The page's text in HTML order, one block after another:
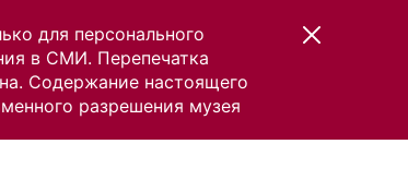
для персонального
в СМИ. Перепечатка
Содержание настоящего
разрешения музея